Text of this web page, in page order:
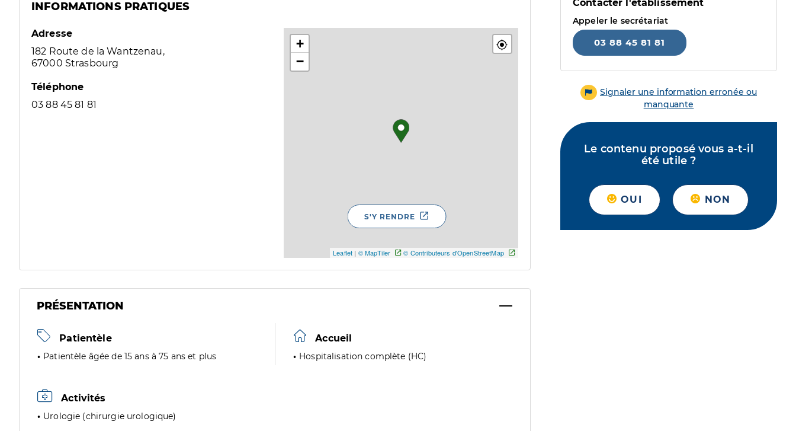
INFORMATIONS PRATIQUES
Adresse
182 Route de la Wantzenau,
67000 Strasbourg
Téléphone
03 88 45 81 81
+
−
Leaflet | © MapTiler © Contributeurs d'OpenStreetMap
S'Y RENDRE
PRÉSENTATION
Patientèle
Patientèle âgée de 15 ans à 75 ans et plus
Accueil
Hospitalisation complète (HC)
Activités
Urologie (chirurgie urologique)
Contacter l'établissement
Appeler le secrétariat
03 88 45 81 81
Signaler une information erronée ou
manquante
Le contenu proposé vous a-t-il
été utile ?
OUI NON